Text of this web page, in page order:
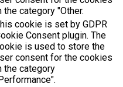
the category "Other.
cookie is set by GDPR
Consent plugin. The
is used to store the
consent for the cookies
the category